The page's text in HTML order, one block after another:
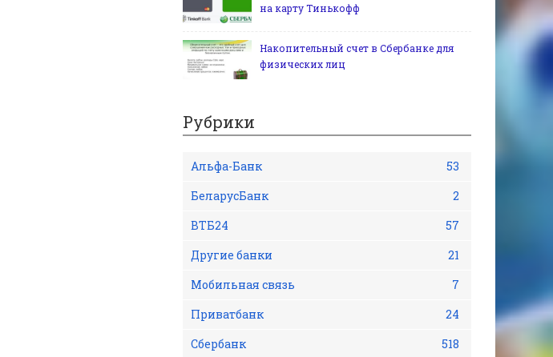
на карту Тинькофф
Накопительный счет в Сбербанке для
физических лиц
Рубрики
Альфа-Банк
53
БеларусБанк
2
ВТБ24
57
Другие банки
21
Мобильная связь
7
Приватбанк
24
Сбербанк
518